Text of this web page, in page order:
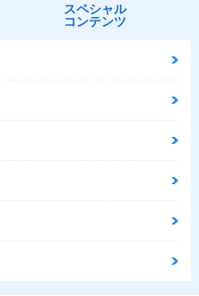
スペシャル
コンテンツ